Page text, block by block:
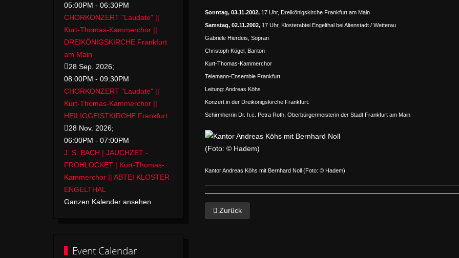
05:00PM - 06:30PM
CHORKONZERT "Laudate" ||
Kurt-Thomas-Kammerchor ||
DREIKÖNIGSKIRCHE Frankfurt
am Main
28 Sep. 2026;
08:00PM - 09:30PM
CHORKONZERT "Laudate" ||
Kurt-Thomas-Kammerchor ||
HEILIGGEISTKIRCHE Frankfurt
28 Nov. 2026;
06:00PM - 07:00PM
J. S. BACH | JAUCHZET -
FROHLOCKET | Kurt-Thomas-
Kammerchor || ABTEI KLOSTER
ENGELTHAL
Ganzen Kalender ansehen
Event Calendar
Sonntag, 03.11.2002, 17 Uhr, Dreikönigskirche Frankfurt am Main
Samstag, 02.11.2002, 17 Uhr, Klosterabtei Engelthal bei Altenstadt / Wetterau
Gabriele Hierdeis, Sopran
Christoph Kögel, Bariton
Kurt-Thomas-Kammerchor
Telemann-Ensemble Frankfurt
Leitung: Andreas Köhs
Konzert in der Dreikönigskirche Frankfurt:
Schirmherrin Dr. h.c. Petra Roth, Oberbürgermeisterin der Stadt Frankfurt am Main
Kantor Andreas Köhs mit Bernhard Noll (Foto: © Hadem)
Vorheriger Beitrag: Projekte 2003 | Kurt-Thomas-Kammerchor
Zurück